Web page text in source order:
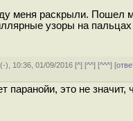
меня раскрыли. Пошел
узоры на
(-), 10:36, 01/09/2016 [^] [^^] [^^^] [
паранойи, это не значит,